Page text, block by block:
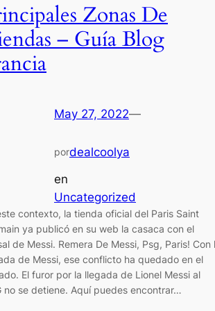
Zonas De
– Guía Blog
May 27, 2022—
pordealcoolya
en
Uncategorized
contexto, la tienda oficial del Paris Saint
ya publicó en su web la casaca con el
de Messi. Remera De Messi, Psg, Paris! Con
de Messi, ese conflicto ha quedado en el
El furor por la llegada de Lionel Messi al
no se detiene. Aquí puedes encontrar…